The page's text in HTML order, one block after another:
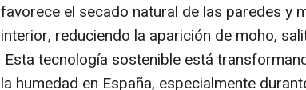
favorece el secado natural de las paredes y
interior, reduciendo la aparición de moho,
Esta tecnología sostenible está
la humedad en España, especialmente